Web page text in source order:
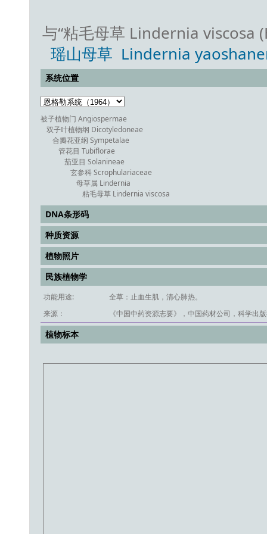
与“粘毛母草 Lindernia viscosa
瑶山母草 Lindernia
系统位置
被子植物门 Angiospermae
双子叶植物纲 Dicotyledoneae
合瓣花亚纲 Sympetalae
管花目 Tubiflorae
茄亚目 Solanineae
玄参科 Scrophulariaceae
母草属 Lindernia
粘毛母草 Lindernia viscosa
DNA条形码
种质资源
植物照片
民族植物学
功能用途:
全草：止血生肌，清心肺热。
来源：
《中国中药资源志要》，中国药材公司，科学出
植物标本